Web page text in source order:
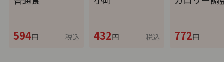
594円 税込 432円 税込 772円